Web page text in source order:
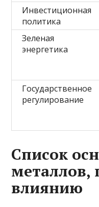
Инвестиционная
политика
Зеленая
энергетика
Государственное
регулирование
Список
металлов,
влиянию